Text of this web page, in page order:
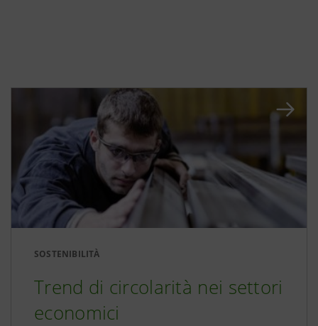
SOSTENIBILITÀ
Trend di circolarità nei settori
economici